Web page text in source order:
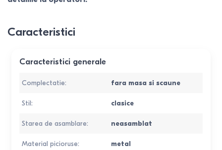
Caracteristici
Caracteristici generale
Complectatie: fara masa si scaune
Stil: clasice
Starea de asamblare: neasamblat
Material picioruse: metal